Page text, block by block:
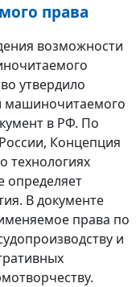
права
возможности
утвердило
машиночитаемого
в РФ. По
Концепция
технологиях
определяет
В документе
права по
и